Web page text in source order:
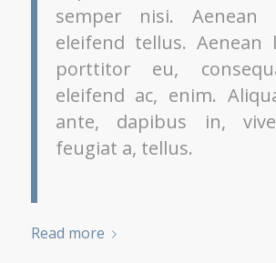
semper nisi. Aenean
eleifend tellus. Aenean
porttitor eu,
eleifend ac, enim.
ante, dapibus in,
feugiat a, tellus.
Read more